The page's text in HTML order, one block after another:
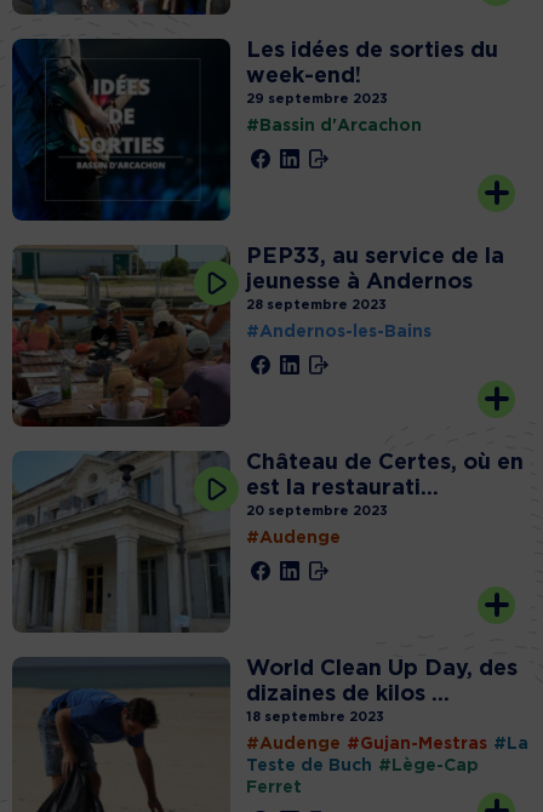
Les idées de sorties du
week-end!
29 septembre 2023
#Bassin d'Arcachon
PEP33, au service de la
jeunesse à Andernos
28 septembre 2023
#Andernos-les-Bains
Château de Certes, où en
est la restaurati...
20 septembre 2023
#Audenge
World Clean Up Day, des
dizaines de kilos ...
18 septembre 2023
#Audenge #Gujan-Mestras #La
Teste de Buch #Lège-Cap
Ferret